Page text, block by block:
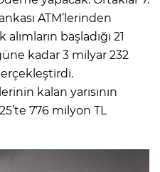
ATM’lerinden
başladığı 21
kadar 3 milyar 232
kalan yarısının
776 milyon TL